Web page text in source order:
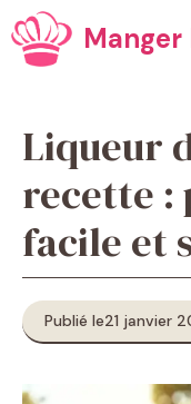
Aller
au
contenu
Manger
Liqueur
recette :
facile et
Publié le21 janvier